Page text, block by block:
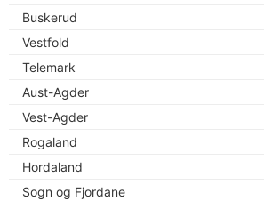
Buskerud
Vestfold
Telemark
Aust-Agder
Vest-Agder
Rogaland
Hordaland
Sogn og Fjordane